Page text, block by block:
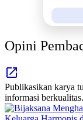
Opini
Publikasikan karya
informasi berkualitas.